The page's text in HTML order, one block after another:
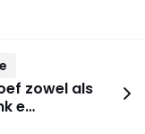
zowel als
e…